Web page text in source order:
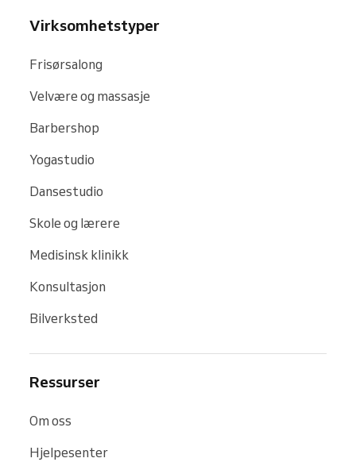
Virksomhetstyper
Frisørsalong
Velvære og massasje
Barbershop
Yogastudio
Dansestudio
Skole og lærere
Medisinsk klinikk
Konsultasjon
Bilverksted
Ressurser
Om oss
Hjelpesenter